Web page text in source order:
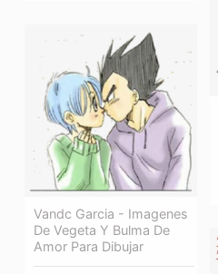
Vandc Garcia - Imagenes
De Vegeta Y Bulma De
Amor Para Dibujar